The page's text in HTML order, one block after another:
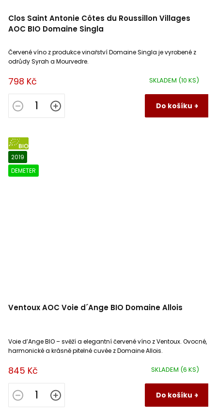
Clos Saint Antonie Côtes du Roussillon Villages
AOC BIO Domaine Singla
SKLADEM (10 KS)
798 Kč
Do košíku
Červené víno z produkce vinařství Domaine Singla je vyrobené z
odrůdy Syrah a Mourvedre.
BIO
2019
DEMETER
Ventoux AOC Voie d´Ange BIO Domaine Allois
SKLADEM (6 KS)
845 Kč
Do košíku
Voie d’Ange BIO – svěží a elegantní červené víno z Ventoux. Ovocné,
harmonické a krásně pitelné cuvée z Domaine Allois.